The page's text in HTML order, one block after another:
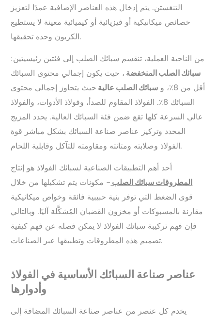
التنغستن. يتم إدخال هذه العناصر الإضافية عمدًا لتعزيز
خصائص ميكانيكية أو فيزيائية أو كيميائية معينة لا يستطيع
الكربون وحده تحقيقها.
من الناحية العملية، تنقسم سبائك الصلب إلى فئتين رئيسيتين:
سبائك الصلب المنخفضة ، حيث يكون إجمالي محتوى السبائك
أقل من 8٪، و
سبائك الصلب عالية حيث يتجاوز إجمالي محتوى
السبائك 8٪. الفولاذ المقاوم للصدأ، وفولاذ الأدوات، والفولاذ
عالي السرعة كلها تقع ضمن فئة السبائك العالية. يحدد المزيج
المحدد وتركيز عناصر صناعة السبائك بشكل مباشر قوة
الفولاذ وصلابته ومتانته ومقاومته للتآكل وقابلية اللحام.
أحد أهم التطبيقات الصناعية لسبائك الفولاذ هو إنتاج
المطروقات سبائك الصلب- مكونات يتم تشكيلها من خلال
قوى الضغط التي توفر بنية حبيبية فائقة وخواص ميكانيكية
مقارنة بالمسبوكات أو مخزون القضبان المُشكَّلة آليًا. وبالتالي
فإن فهم تركيبة سبائك الفولاذ لا يمكن فصله عن فهم كيفية
تصميم هذه المطروقات وتطبيقها عبر الصناعات.
عناصر صناعة السبائك الأساسية في الفولاذ
وأدوارها
يخدم كل عنصر من عناصر صناعة السبائك المضافة إلى